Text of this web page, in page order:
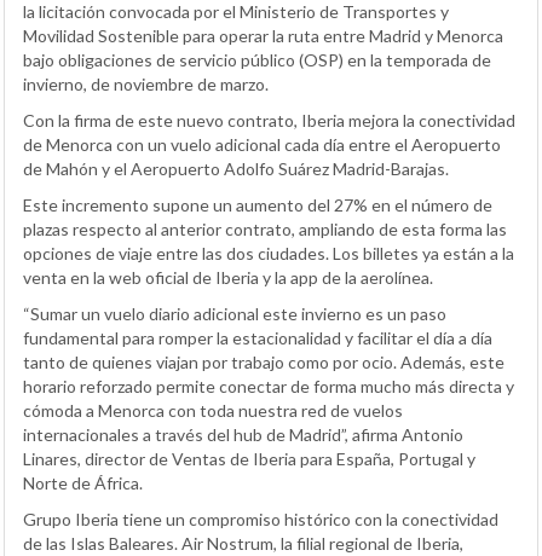
la licitación convocada por el Ministerio de Transportes y
Movilidad Sostenible para operar la ruta entre Madrid y Menorca
bajo obligaciones de servicio público (OSP) en la temporada de
invierno, de noviembre de marzo.
Con la firma de este nuevo contrato, Iberia mejora la conectividad
de Menorca con un vuelo adicional cada día entre el Aeropuerto
de Mahón y el Aeropuerto Adolfo Suárez Madrid-Barajas.
Este incremento supone un aumento del 27% en el número de
plazas respecto al anterior contrato, ampliando de esta forma las
opciones de viaje entre las dos ciudades. Los billetes ya están a la
venta en la web oficial de Iberia y la app de la aerolínea.
“Sumar un vuelo diario adicional este invierno es un paso
fundamental para romper la estacionalidad y facilitar el día a día
tanto de quienes viajan por trabajo como por ocio. Además, este
horario reforzado permite conectar de forma mucho más directa y
cómoda a Menorca con toda nuestra red de vuelos
internacionales a través del hub de Madrid”, afirma Antonio
Linares, director de Ventas de Iberia para España, Portugal y
Norte de África.
Grupo Iberia tiene un compromiso histórico con la conectividad
de las Islas Baleares. Air Nostrum, la filial regional de Iberia,